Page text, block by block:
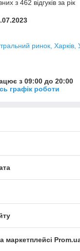
з 462 відгуків за рік
ринок, Харків,
з 09:00 до 20:00
графік роботи
маркетплейсі